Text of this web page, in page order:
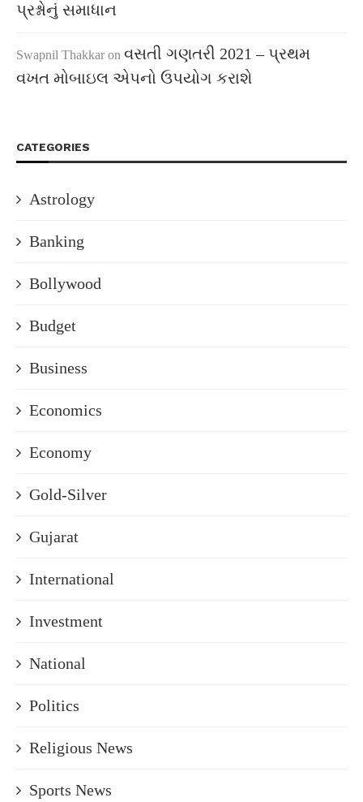
પ્રશ્નોનું સમાધાન
Swapnil Thakkar on વસતી ગણતરી 2021 – પ્રથમ
વખત મોબાઇલ એપનો ઉપયોગ કરાશે
CATEGORIES
Astrology
Banking
Bollywood
Budget
Business
Economics
Economy
Gold-Silver
Gujarat
International
Investment
National
Politics
Religious News
Sports News